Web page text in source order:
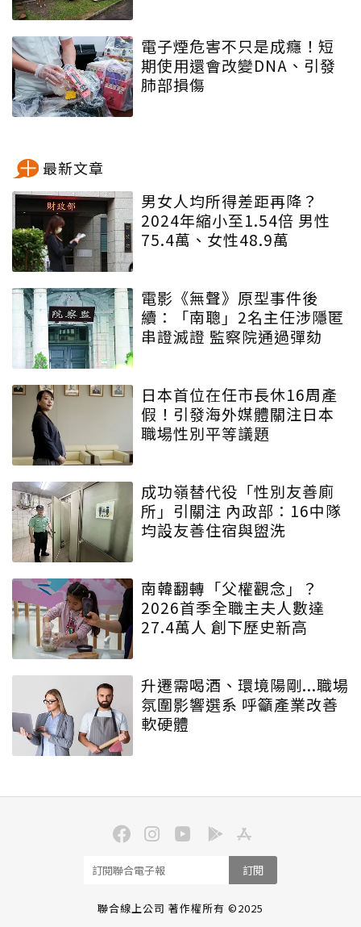
電子煙危害不只是成癮！短
期使用還會改變DNA、引發
肺部損傷
最新文章
男女人均所得差距再降？
2024年縮小至1.54倍 男性
75.4萬、女性48.9萬
電影《無聲》原型事件後
續：「南聰」2名主任涉隱匿
串證滅證 監察院通過彈劾
日本首位在任市長休16周產
假！引發海外媒體關注日本
職場性別平等議題
成功嶺替代役「性別友善廁
所」引關注 內政部：16中隊
均設友善住宿與盥洗
南韓翻轉「父權觀念」？
2026首季全職主夫人數達
27.4萬人 創下歷史新高
升遷需喝酒、環境陽剛...職場
氛圍影響選系 呼籲產業改善
軟硬體
訂閱
聯合線上公司 著作權所有 ©2025